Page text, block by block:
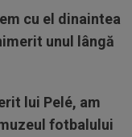
cu el dinaintea
unul lângă
lui Pelé, am
fotbalului